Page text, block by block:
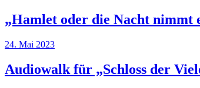
„Hamlet oder die Nacht nimmt
24. Mai 2023
Audiowalk für „Schloss der